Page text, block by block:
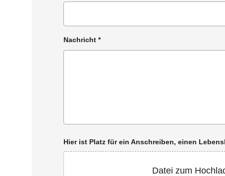
Nachricht *
Hier ist Platz für ein Anschreiben, einen
Datei zum